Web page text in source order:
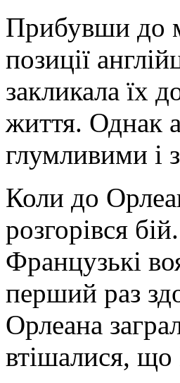
Прибувши до
позиції
закликала їх
життя. Однак
глумливими і
Коли до
розгорівся
Французькі
перший раз
Орлеана
втішалися, що